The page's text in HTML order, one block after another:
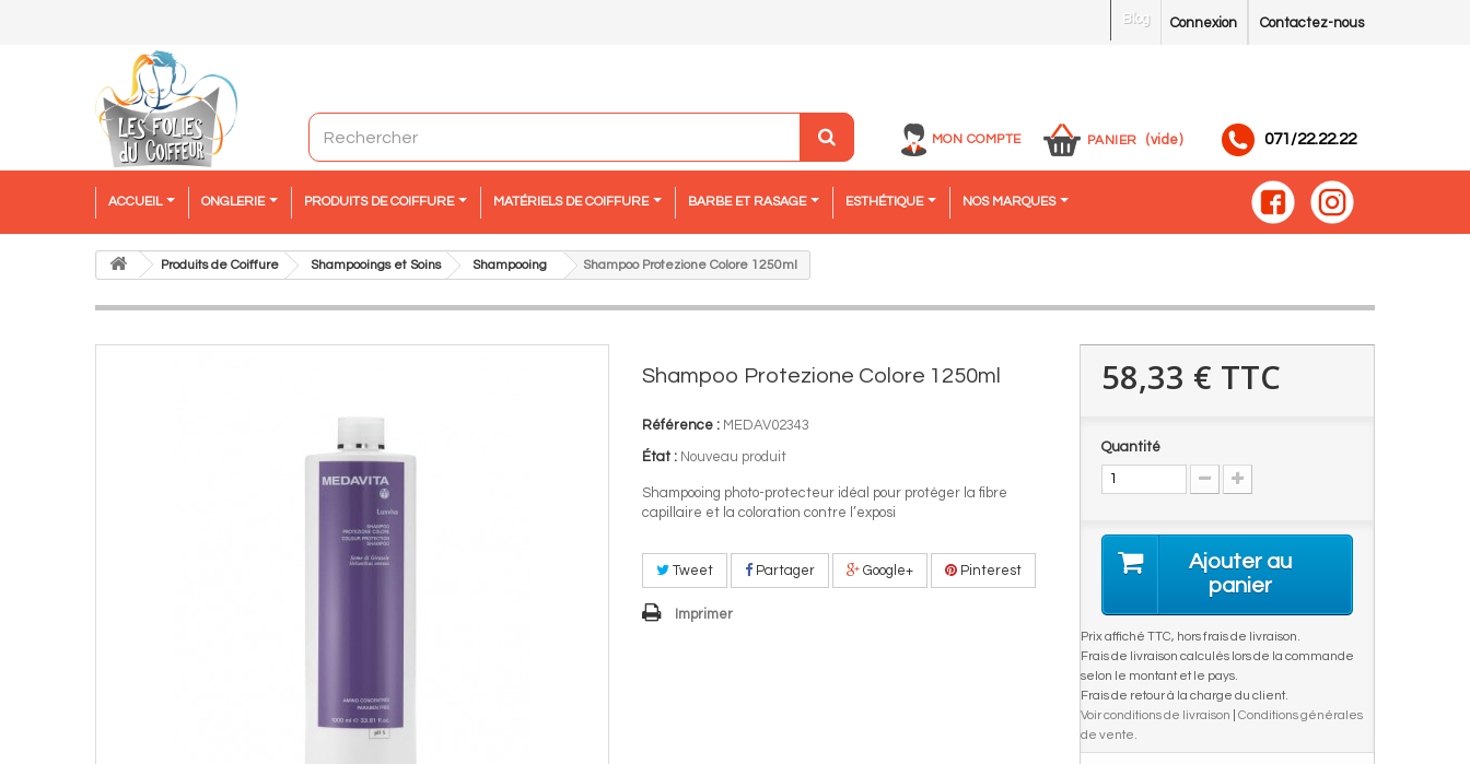
Contactez-nous
Connexion
Blog
MON COMPTE PANIER (vide) 071/22.22.22
ACCUEIL ONGLERIE PRODUITS DE COIFFURE MATÉRIELS DE COIFFURE BARBE ET RASAGE ESTHÉTIQUE NOS MARQUES
Produits de Coiffure Shampooings et Soins Shampooing Shampoo Protezione Colore 1250ml
Shampoo Protezione Colore 1250ml
Référence : MEDAV02343
État : Nouveau produit
Shampooing photo-protecteur idéal pour protéger la fibre
capillaire et la coloration contre l’exposi
Tweet Partager Google+ Pinterest
Imprimer
58,33 € TTC
Quantité
Ajouter au
panier
Prix affiché TTC, hors frais de livraison.
Frais de livraison calculés lors de la commande
selon le montant et le pays.
Frais de retour à la charge du client.
Voir conditions de livraison
Conditions générales
de vente